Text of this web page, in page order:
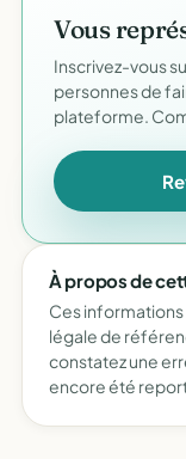
Vous
Inscrivez-vous
personnes de
plateforme.
À propos de
Ces
légale de
constatez une
encore été